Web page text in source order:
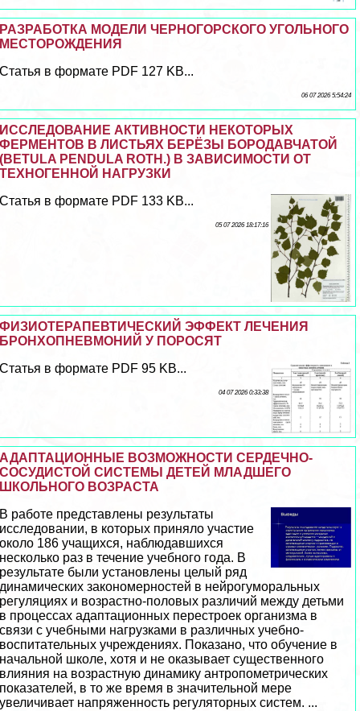
РАЗРАБОТКА МОДЕЛИ ЧЕРНОГОРСКОГО УГОЛЬНОГО
МЕСТОРОЖДЕНИЯ
Статья в формате PDF 127 KB...
06 07 2026 5:54:24
ИССЛЕДОВАНИЕ АКТИВНОСТИ НЕКОТОРЫХ
ФЕРМЕНТОВ В ЛИСТЬЯХ БЕРЁЗЫ БОРОДАВЧАТОЙ
(BETULA PENDULA ROTH.) В ЗАВИСИМОСТИ ОТ
ТЕХНОГЕННОЙ НАГРУЗКИ
Статья в формате PDF 133 KB...
05 07 2026 18:17:16
ФИЗИОТЕРАПЕВТИЧЕСКИЙ ЭФФЕКТ ЛЕЧЕНИЯ
БРОНХОПНЕВМОНИЙ У ПОРОСЯТ
Статья в формате PDF 95 KB...
04 07 2026 0:33:38
АДАПТАЦИОННЫЕ ВОЗМОЖНОСТИ СЕРДЕЧНО-
СОСУДИСТОЙ СИСТЕМЫ ДЕТЕЙ МЛАДШЕГО
ШКОЛЬНОГО ВОЗРАСТА
В работе представлены результаты
исследовании, в которых приняло участие
около 186 учащихся, наблюдавшихся
несколько раз в течение учебного года. В
результате были установлены целый ряд
динамических закономерностей в нейрогумopaльных
регуляциях и возрастно-пoлoвых различий между детьми
в процессах адаптационных перестроек организма в
связи с учебными нагрузками в различных учебно-
воспитательных учреждениях. Показано, что обучение в
начальной школе, хотя и не оказывает существенного
влияния на возрастную динамику антропометрических
показателей, в то же время в значительной мере
увеличивает напряженность регуляторных систем. ...